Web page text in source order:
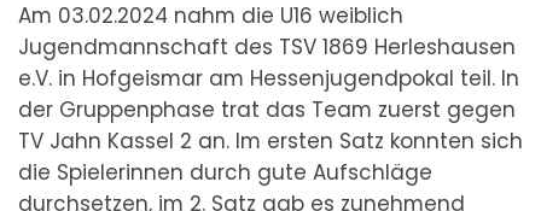
Am 03.02.2024 nahm die U16 weiblich
Jugendmannschaft des TSV 1869 Herleshausen
e.V. in Hofgeismar am Hessenjugendpokal teil. In
der Gruppenphase trat das Team zuerst gegen
TV Jahn Kassel 2 an. Im ersten Satz konnten sich
die Spielerinnen durch gute Aufschläge
durchsetzen, im 2. Satz gab es zunehmend